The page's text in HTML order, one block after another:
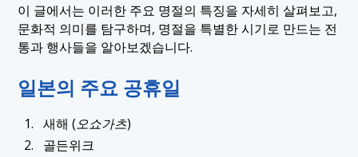
이 글에서는 이러한 주요 명절의 특징을 자세히 살펴보고,
문화적 의미를 탐구하며, 명절을 특별한 시기로 만드는 전
통과 행사들을 알아보겠습니다.
일본의 주요 공휴일
새해 (오쇼가츠)
골든위크